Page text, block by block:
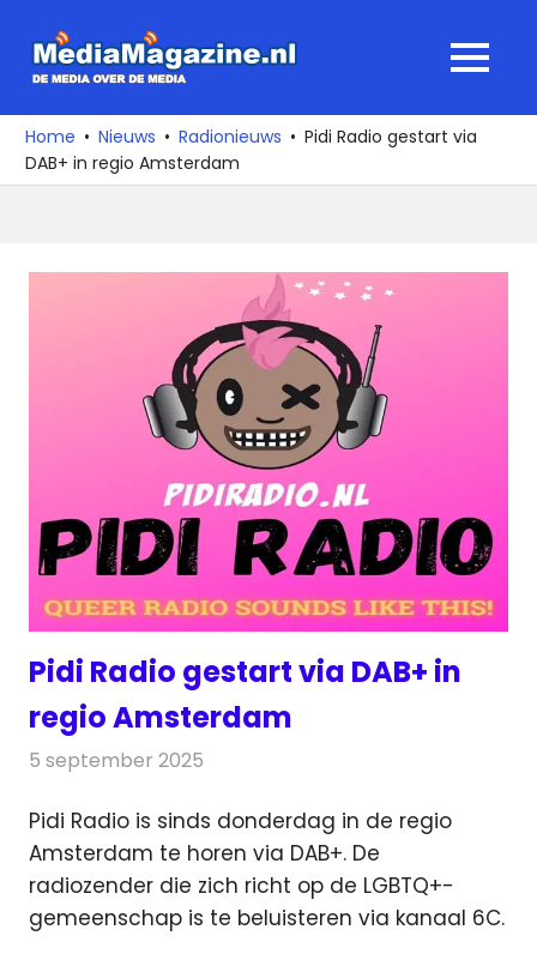
naar
media
over
de
MENU
Home Nieuws Radionieuws
Pidi Radio gestart via
DAB+ in regio Amsterdam
Pidi Radio gestart via DAB+ in
regio Amsterdam
5 september 2025
Pidi Radio is sinds donderdag in de regio
Amsterdam te horen via DAB+. De
radiozender die zich richt op de LGBTQ+-
gemeenschap is te beluisteren via kanaal 6C.